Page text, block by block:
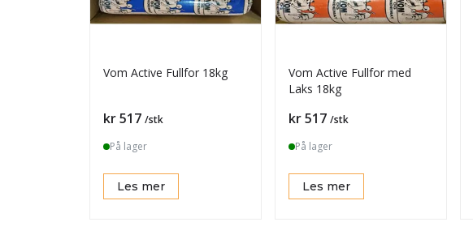
Vom Active Fullfor 18kg
Pris
kr 517 /stk
På lager
Les mer
Vom Active Fullfor med
Laks 18kg
Pris
kr 517 /stk
På lager
Les mer